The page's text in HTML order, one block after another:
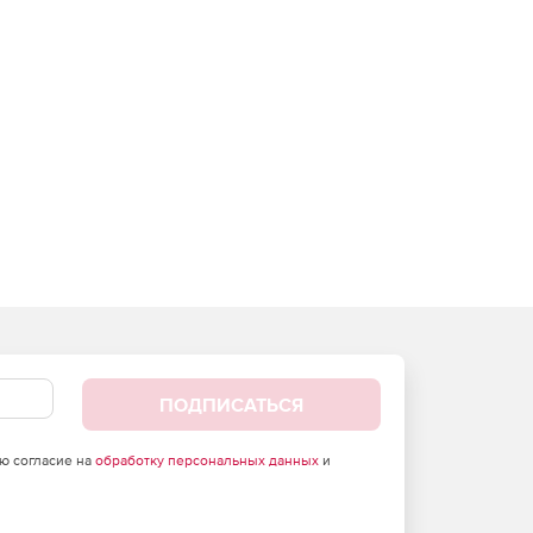
ПОДПИСАТЬСЯ
согласие на обработку персональных данныхи